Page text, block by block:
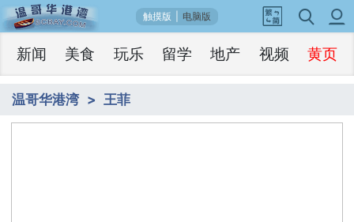
触摸版 电脑版
新闻 美食 玩乐 留学 地产 视频 黄页
温哥华港湾 王菲